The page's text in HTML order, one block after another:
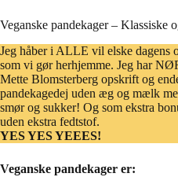
Veganske pandekager – Klassiske
Jeg håber i ALLE vil elske dagens
som vi gør herhjemme. Jeg har
Mette Blomsterberg opskrift og
pandekagedej uden æg og mælk
smør og sukker! Og som ekstra
uden ekstra fedtstof.
YES YES YEEES!
Veganske pandekager er: